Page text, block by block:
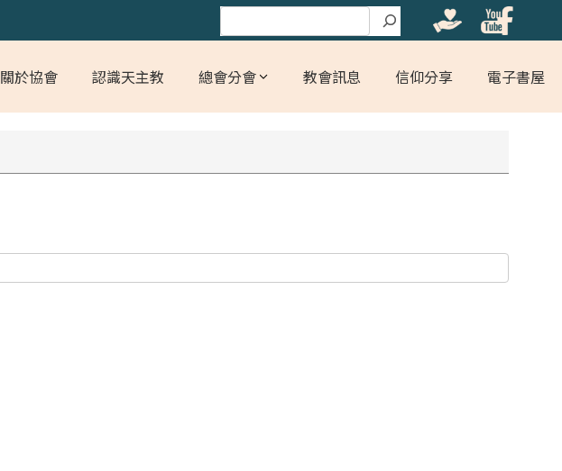
搜尋
關於協會 認識天主教 總會分會 教會訊息 信仰分享 電子書屋